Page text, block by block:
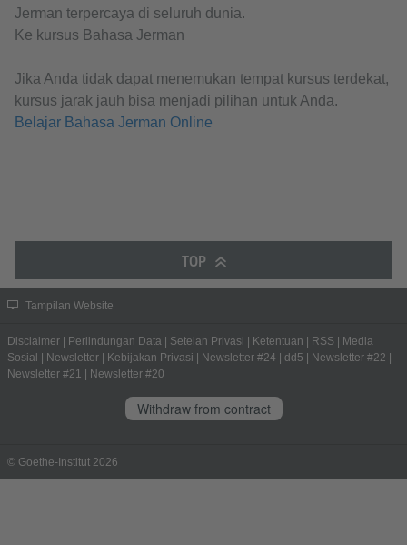
Jerman terpercaya di seluruh dunia.
Ke kursus Bahasa Jerman
Jika Anda tidak dapat menemukan tempat kursus terdekat,
kursus jarak jauh bisa menjadi pilihan untuk Anda.
Belajar Bahasa Jerman Online
TOP
Tampilan Website
Disclaimer Perlindungan Data Setelan Privasi Ketentuan RSS
Media
Sosial
Newsletter Kebijakan Privasi Newsletter #24 dd5 Newsletter #22
Newsletter #21
Newsletter #20
Withdraw from contract
© Goethe-Institut 2026